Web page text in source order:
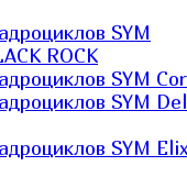
SYM
ROCK
SYM
SYM
SYM